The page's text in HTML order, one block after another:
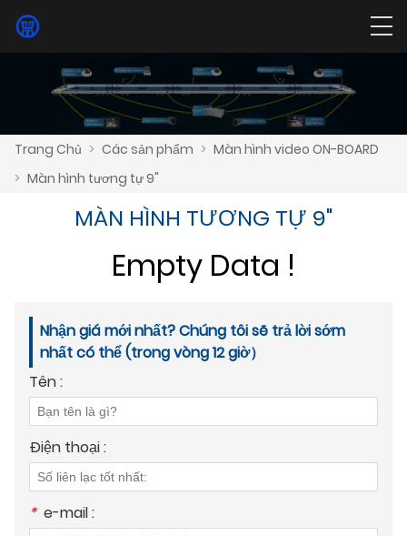
Trang Chủ > Các sản phẩm > Màn hình video ON-BOARD
> Màn hình tương tự 9"
MÀN HÌNH TƯƠNG TỰ 9"
Empty Data !
Nhận giá mới nhất? Chúng tôi sẽ trả lời sớm
nhất có thể (trong vòng 12 giờ）
Tên :
Điện thoại :
* e-mail :